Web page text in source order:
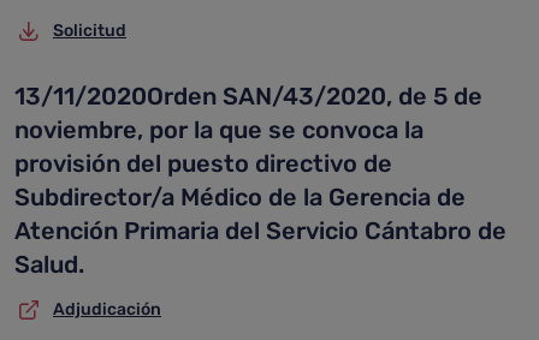
Solicitud
13/11/2020Orden SAN/43/2020, de 5 de
noviembre, por la que se convoca la
provisión del puesto directivo de
Subdirector/a Médico de la Gerencia de
Atención Primaria del Servicio Cántabro de
Salud.
Adjudicación